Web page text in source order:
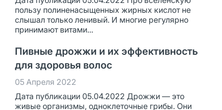
пользу полиненасыщенных жирных кислот не
слышал только ленивый. И многие регулярно
принимают витами...
Пивные дрожжи и их эффективность
для здоровья волос
05 Апреля 2022
Дата публикации 05.04.2022 Дрожжи — это
живые организмы, одноклеточные грибы. Они